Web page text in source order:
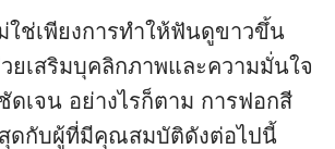
ใช่เพียงการทำให้ฟันดูขาวขึ้น
ยเสริมบุคลิกภาพและความมั่นใจ
เจน อย่างไรก็ตาม การฟอกสี
ดกับผู้ที่มีคุณสมบัติดังต่อไปนี้